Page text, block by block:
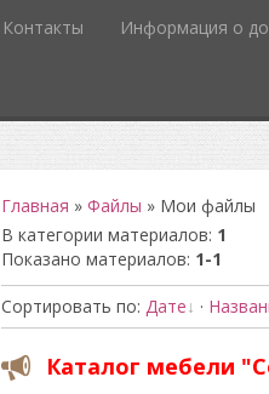
Контакты Информация о
Главная » Файлы » Мои файлы
В категории материалов: 1
Показано материалов: 1-1
Сортировать по: Дате ·
Каталог мебели